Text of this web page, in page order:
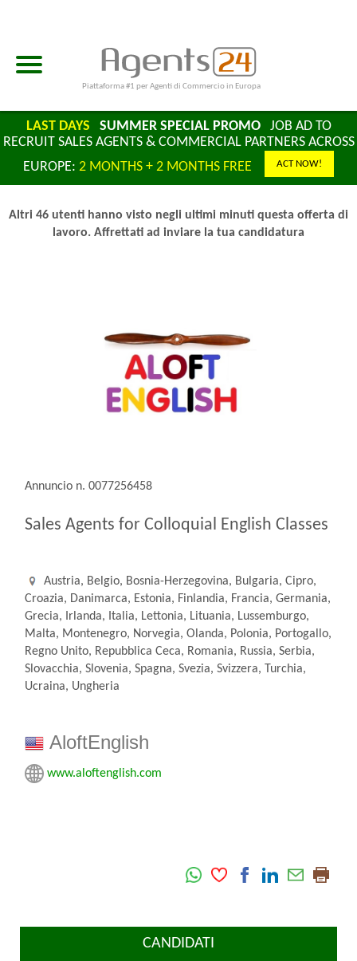
Piattaforma #1 per Agenti di Commercio in Europa
LAST DAYS SUMMER SPECIAL PROMOJOB AD TO
RECRUIT SALES AGENTS & COMMERCIAL PARTNERS ACROSS
EUROPE: 2 MONTHS + 2 MONTHS FREE ACT NOW!
Altri 46 utenti hanno visto negli ultimi minuti questa offerta di
lavoro. Affrettati ad inviare la tua candidatura
Annuncio n. 0077256458
Sales Agents for Colloquial English Classes
Austria, Belgio, Bosnia-Herzegovina, Bulgaria, Cipro,
Croazia, Danimarca, Estonia, Finlandia, Francia, Germania,
Grecia, Irlanda, Italia, Lettonia, Lituania, Lussemburgo,
Malta, Montenegro, Norvegia, Olanda, Polonia, Portogallo,
Regno Unito, Repubblica Ceca, Romania, Russia, Serbia,
Slovacchia, Slovenia, Spagna, Svezia, Svizzera, Turchia,
Ucraina, Ungheria
AloftEnglish
www.aloftenglish.com
CANDIDATI